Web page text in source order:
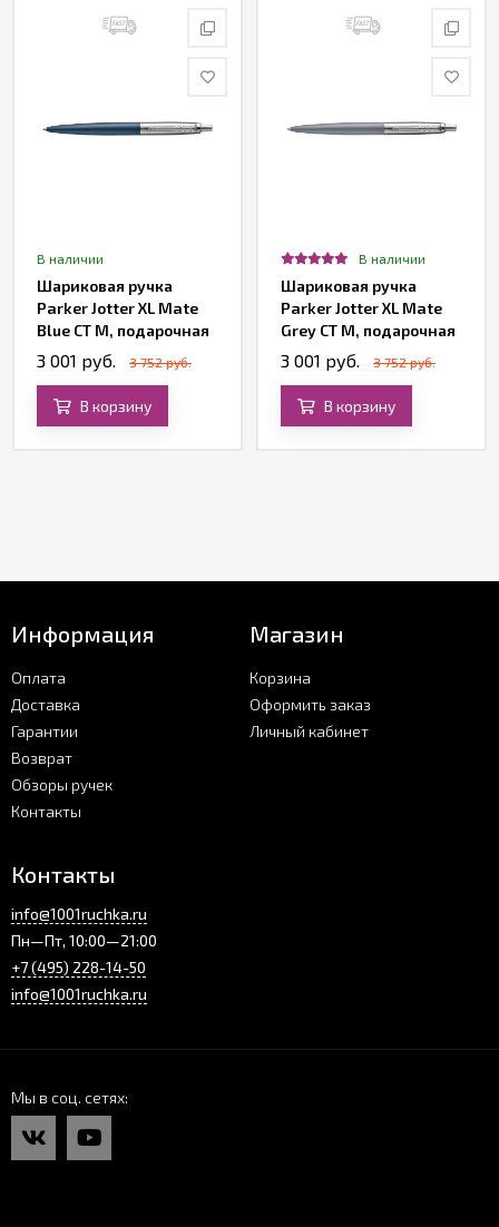
В наличии
Шариковая ручка
Parker Jotter XL Mate
Blue CT M, подарочная
коробка
3 001 руб. 3 752 руб.
В корзину
В наличии
Шариковая ручка
Parker Jotter XL Mate
Grey CT M, подарочная
коробка
3 001 руб. 3 752 руб.
В корзину
Информация
Оплата
Доставка
Гарантии
Возврат
Обзоры ручек
Контакты
Магазин
Корзина
Оформить заказ
Личный кабинет
Контакты
info@1001ruchka.ru
Пн—Пт, 10:00—21:00
+7 (495) 228-14-50
info@1001ruchka.ru
Мы в соц. сетях